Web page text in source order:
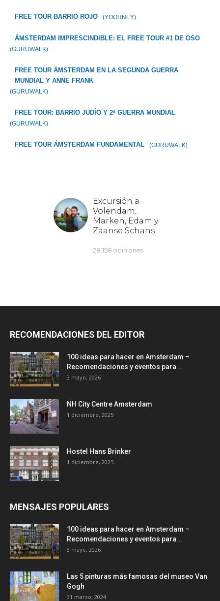
FREE TOUR BARRIO ROJO (YOORNEY)
ÁMSTERDAM IMPRESCINDIBLE: EL FREE TOUR #1 DE OSO
(GURUWALK)
FREE TOUR ÁMSTERDAM EN LA SEGUNDA GUERRA
MUNDIAL Y ANNE FRANK
(GURUWALK)
FREE TOUR: BARRIO JUDÍO Y 2ª GUERRA MUNDIAL
(GURUWALK)
FREE TOUR ÁMSTERDAM FUNDAMENTAL (GURUWALK)
RECOMENDACIONES DEL EDITOR
100 ideas para hacer en Amsterdam –
Recomendaciones y eventos para...
3 mayo, 2026
NH City Centre Amsterdam
1 diciembre, 2025
Hostel Hans Brinker
1 diciembre, 2025
MENSAJES POPULARES
100 ideas para hacer en Amsterdam –
Recomendaciones y eventos para...
3 mayo, 2026
Las 5 pinturas más famosas del museo Van
Gogh
31 marzo, 2024